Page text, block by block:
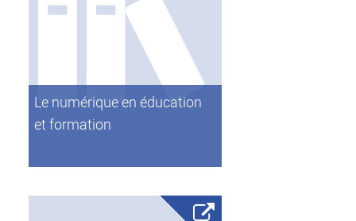
Le numérique en éducation
et formation